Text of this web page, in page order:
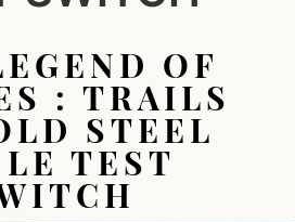
OF
: TRAILS
STEEL
TEST